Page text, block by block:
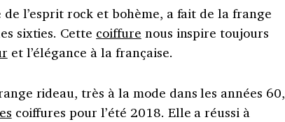
l’esprit rock et bohème, a fait de la frange
sixties. Cette coiffure nous inspire toujours
et l’élégance à la française.
rideau, très à la mode dans les années 60,
coiffures pour l’été 2018. Elle a réussi à